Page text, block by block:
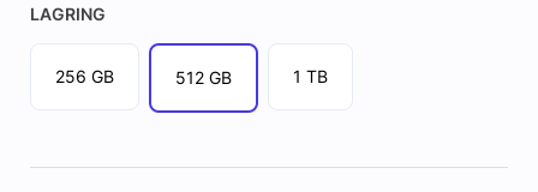
LAGRING
256 GB 512 GB 1 TB